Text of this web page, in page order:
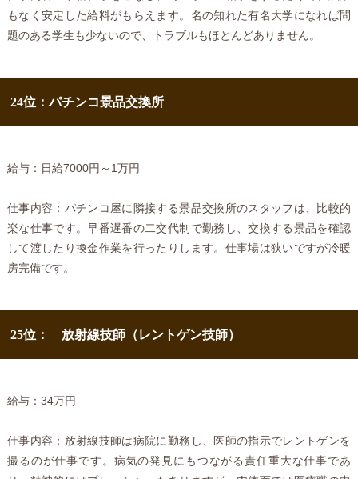
もなく安定した給料がもらえます。名の知れた有名大学になれば問
題のある学生も少ないので、トラブルもほとんどありません。
24位：パチンコ景品交換所
給与：日給7000円～1万円
仕事内容：パチンコ屋に隣接する景品交換所のスタッフは、比較的
楽な仕事です。早番遅番の二交代制で勤務し、交換する景品を確認
して渡したり換金作業を行ったりします。仕事場は狭いですが冷暖
房完備です。
25位： 放射線技師（レントゲン技師）
給与：34万円
仕事内容：放射線技師は病院に勤務し、医師の指示でレントゲンを
撮るのが仕事です。病気の発見にもつながる責任重大な仕事であ